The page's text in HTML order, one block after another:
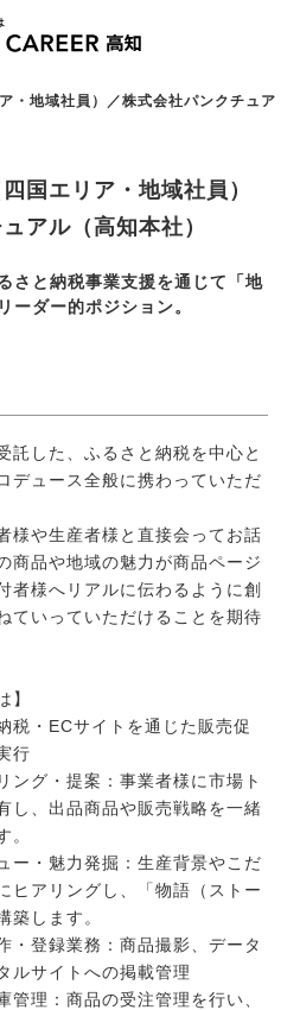
お考えの方
お考えの方
・地域社員）／株式会社パンクチュア
国エリア・地域社員）
アル（高知本社）
さと納税事業支援を通じて「地
ーダー的ポジション。
託した、ふるさと納税を中心と
デュース全般に携わっていただ
様や生産者様と直接会ってお話
商品や地域の魅力が商品ページ
者様へリアルに伝わるように創
ていっていただけることを期待
】
税・ECサイトを通じた販売促
行
ング・提案：事業者様に市場ト
し、出品商品や販売戦略を一緒
。
ー・魅力発掘：生産背景やこだ
ヒアリングし、「物語（ストー
築します。
・登録業務：商品撮影、データ
ルサイトへの掲載管理
管理：商品の受注管理を行い、